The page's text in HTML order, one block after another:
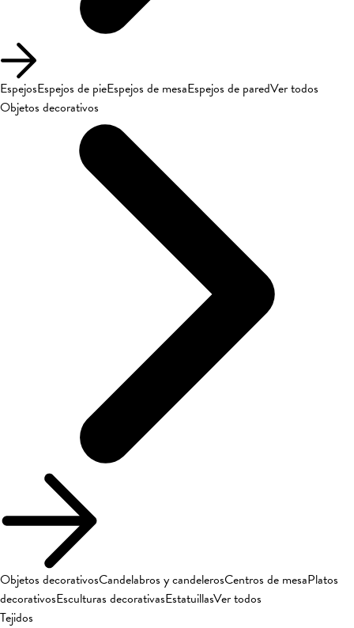
EspejosEspejos de pieEspejos de mesaEspejos de paredVer todos
Objetos decorativos
Objetos decorativosCandelabros y candelerosCentros de mesaPlatos
decorativosEsculturas decorativasEstatuillasVer todos
Tejidos